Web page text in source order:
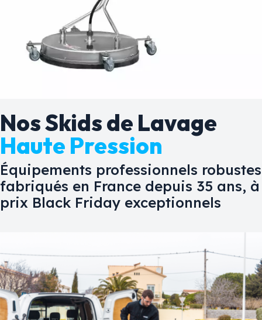
Nos Skids de Lavage
Haute Pression
Équipements professionnels robustes
fabriqués en France depuis 35 ans, à
prix Black Friday exceptionnels